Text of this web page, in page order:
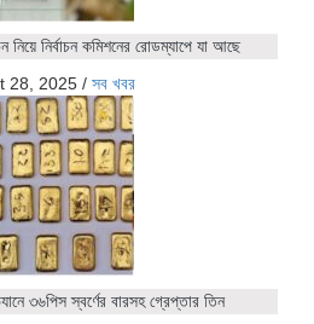
নিয়ে নির্বাচন কমিশনের রোডম্যাপে যা আছে
28, 2025 / সব খবর
৩৬পিস স্বর্ণের বারসহ গ্রেপ্তার তিন